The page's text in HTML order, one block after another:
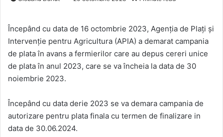
Începând cu data de 16 octombrie 2023, Agenţia de Plaţi şi
Intervenţie pentru Agricultura (APIA) a demarat campania
de plata în avans a fermierilor care au depus cereri unice
de plata în anul 2023, care se va încheia la data de 30
noiembrie 2023.
Începând cu data derie 2023 se va demara campania de
autorizare pentru plata finala cu termen de finalizare in
data de 30.06.2024.